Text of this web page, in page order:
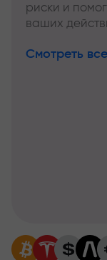
риски и
ваших
Смотреть все